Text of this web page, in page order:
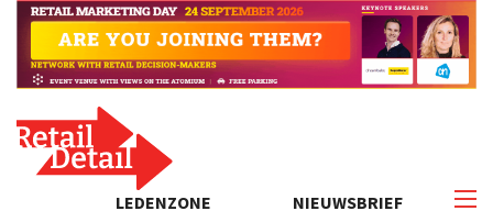
NIEUWSBRIEF
LEDENZONE